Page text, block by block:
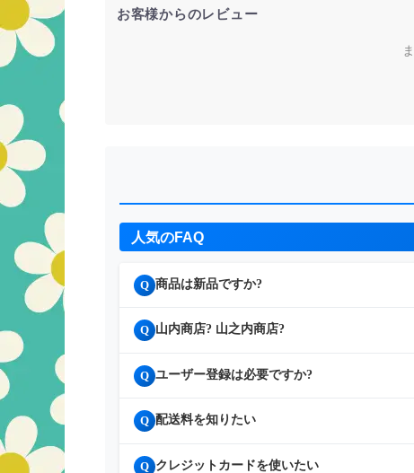
お客様からのレビュー
人気のFAQ
Q 商品は新品ですか?
Q 山内商店? 山之内商店?
Q ユーザー登録は必要ですか?
Q 配送料を知りたい
Q クレジットカードを使いたい